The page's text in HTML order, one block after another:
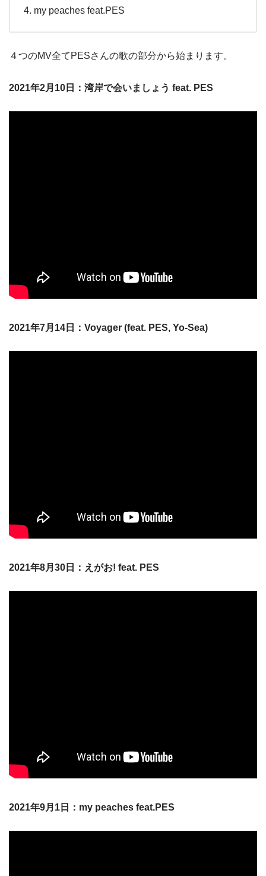
my peaches feat.PES
４つのMV全てPESさんの歌の部分から始まります。
2021年2月10日：湾岸で会いましょう feat. PES
2021年7月14日：Voyager (feat. PES, Yo-Sea)
2021年8月30日：えがお! feat. PES
2021年9月1日：my peaches feat.PES